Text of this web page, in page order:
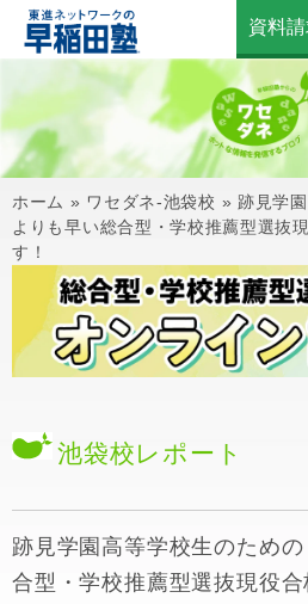
資料
ホーム » ワセダネ-池袋校 » 跡見学
よりも早い総合型・学校推薦型選抜
す！
池袋校レポート
跡見学園高等学校生のため
合型・学校推薦型選抜現役